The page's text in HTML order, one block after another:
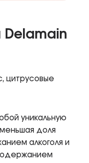
цитрусовые
уникальную
доля
алкоголя и